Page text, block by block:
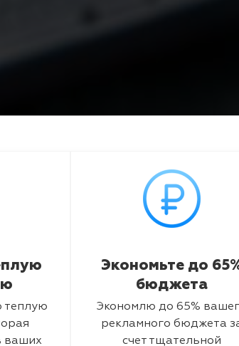
теплую
ваших
Экономьте до
бюджета
Экономлю до 65%
рекламного бюджета
счет тщательной